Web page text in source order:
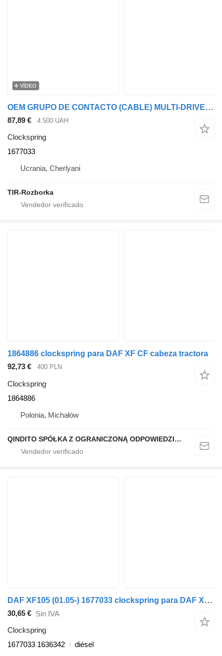
VÍDEO
OEM GRUPO DE CONTACTO (CABLE) MULTI-DRIVE DAF XF105 1677033 clockspring para DAF XF105 cabeza tractora
87,89 € 4.500 UAH
Clockspring
1677033
Ucrania, Cherlyani
TIR-Rozborka
1864886 clockspring para DAF XF CF cabeza tractora
92,73 €
400 PLN
Clockspring
1864886
Polonia, Michałów
QINDITO SPÓŁKA Z OGRANICZONĄ ODPOWIEDZIALNOŚCIĄ
DAF XF105 (01.05-) 1677033 clockspring para DAF XF95, XF105 (2001-2014) cabeza tractora
30,65 € Sin IVA
Clockspring
1677033 1636342
diésel